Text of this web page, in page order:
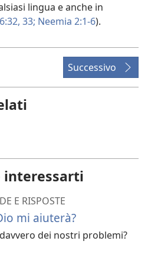
lingua e anche in
33; Neemia 2:1-6).
Successivo
interessarti
E RISPOSTE
mi aiuterà?
dei nostri problemi?